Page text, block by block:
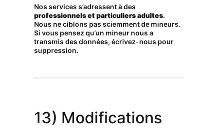
Nos services s’adressent à des
professionnels et particuliers adultes.
Nous ne ciblons pas sciemment de mineurs.
Si vous pensez qu’un mineur nous a
transmis des données, écrivez-nous pour
suppression.
13) Modifications